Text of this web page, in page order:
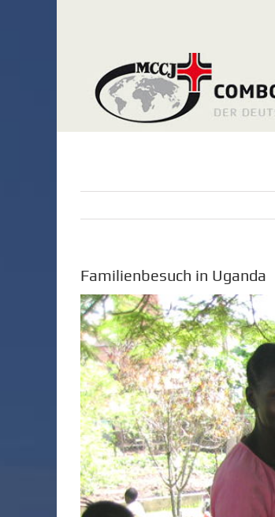
Familienbesuch in Uganda
Zeige
grösseres
Bild